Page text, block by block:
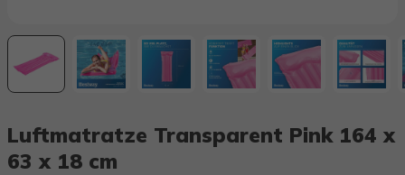
Luftmatratze Transparent Pink 164 x
63 x 18 cm